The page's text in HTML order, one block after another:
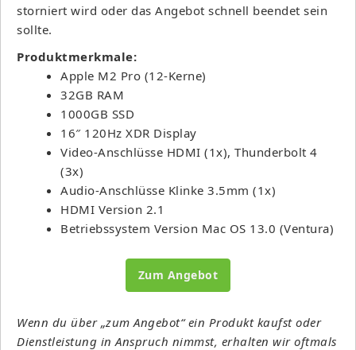
storniert wird oder das Angebot schnell beendet sein
sollte.
Produktmerkmale:
Apple M2 Pro (12-Kerne)
32GB RAM
1000GB SSD
16″ 120Hz XDR Display
Video-Anschlüsse HDMI (1x), Thunderbolt 4
(3x)
Audio-Anschlüsse Klinke 3.5mm (1x)
HDMI Version 2.1
Betriebssystem Version Mac OS 13.0 (Ventura)
Zum Angebot
Wenn du über „zum Angebot“ ein Produkt kaufst oder
Dienstleistung in Anspruch nimmst, erhalten wir oftmals